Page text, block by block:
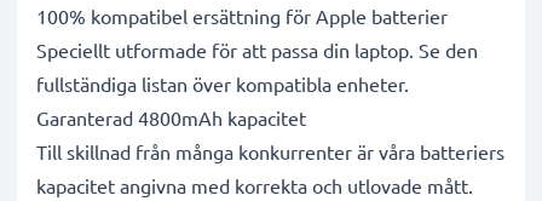
100% kompatibel ersättning för Apple batterier
Speciellt utformade för att passa din laptop. Se den
fullständiga listan över kompatibla enheter.
Garanterad 4800mAh kapacitet
Till skillnad från många konkurrenter är våra batteriers
kapacitet angivna med korrekta och utlovade mått.